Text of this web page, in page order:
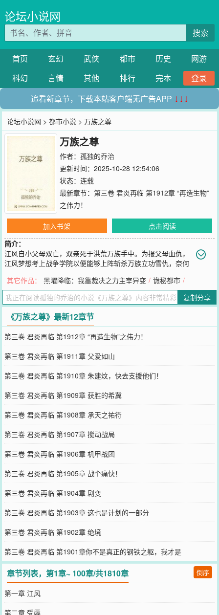
论坛小说网
搜索
首页 玄幻 武侠 都市 历史
网游
科幻
言情 其他 排行 完本
登录
追看新章节，下载本站客户端无广告APP ↓↓↓
论坛小说网 >都市小说 > 万族之尊
万族之尊
作者： 孤独的乔治
更新时间：2025-10-28 12:54:06
状态：连载
最新章节： 第三卷 君炎再临 第1912章 “再造生物”
之伟力！
加入书架
点击阅读
简介：
江风自小父母双亡，双亲死于洪荒万族手中。为报父母血仇，
江风梦想考上战争学院以便能够上阵斩杀万族立功雪仇，奈何
等学院考核只剩下不到一月时间时，江风因为遭受意外袭击被动觉醒
血脉，从此扶摇直上。问鼎洪荒，逐......鹿万界，以万族之血扬我人
族之魂，以万族之骨铸我人族霸业，放眼洪荒万界皆为我人族领土，
万族之王皆需朝拜，我乃万族共主，万王之王！【展开】【收起】
您要是觉得《万族之尊》还不错的话请不要忘记向您QQ群和微博微信
里的朋友推荐哦！
其它作品： 黑曜降临：我靠裁决之力主宰异变 / 诡秘都市 /
复制分享
《万族之尊》最新12章节
第三卷 君炎再临 第1912章 “再造生物”之伟力！
第三卷 君炎再临 第1911章 父爱如山
第三卷 君炎再临 第1910章 朱建炆，快去支援他们！
第三卷 君炎再临 第1909章 获胜的希冀
第三卷 君炎再临 第1908章 承天之祐符
第三卷 君炎再临 第1907章 搅动战局
第三卷 君炎再临 第1906章 机甲战团
第三卷 君炎再临 第1905章 战个痛快！
第三卷 君炎再临 第1904章 剧变
第三卷 君炎再临 第1903章 这也是计划的一部分
第三卷 君炎再临 第1902章 绝境
第三卷 君炎再临 第1901章你不是真正的钢铁之躯，我才是
章节列表，第1章~ 100章/共1810章 倒序
第一章 江风
第二章 受辱